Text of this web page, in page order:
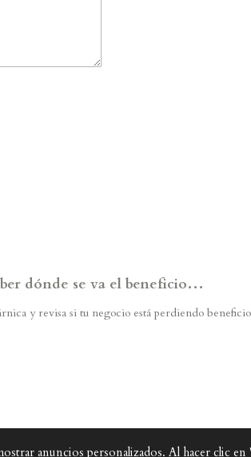
anuncios personalizados. Al hacer clic en
dónde se va el beneficio…
y revisa si tu negocio está perdiendo